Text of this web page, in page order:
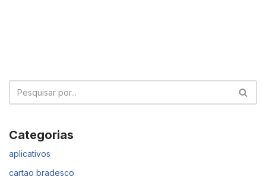
Categorias
aplicativos
cartao bradesco